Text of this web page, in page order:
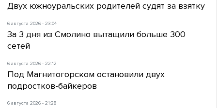
Двух южноуральских родителей судят за взятку
6 августа 2026 - 23:04
За 3 дня из Смолино вытащили больше 300
сетей
6 августа 2026 - 22:12
Под Магнитогорском остановили двух
подростков-байкеров
6 августа 2026 - 21:28